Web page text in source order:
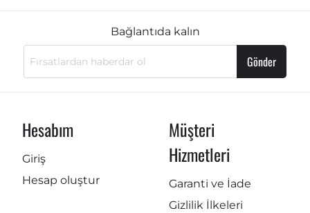
Bağlantıda kalın
Gönder
Hesabım
Giriş
Hesap oluştur
Müşteri
Hizmetleri
Garanti ve İade
Gizlilik İlkeleri